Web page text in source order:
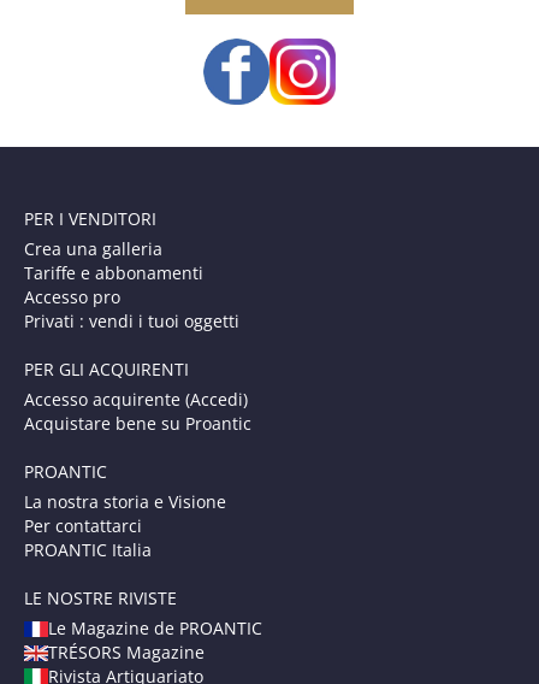
PER I VENDITORI
Crea una galleria
Tariffe e abbonamenti
Accesso pro
Privati : vendi i tuoi oggetti
PER GLI ACQUIRENTI
Accesso acquirente (Accedi)
Acquistare bene su Proantic
PROANTIC
La nostra storia e Visione
Per contattarci
PROANTIC Italia
LE NOSTRE RIVISTE
Le Magazine de PROANTIC
TRÉSORS Magazine
Rivista Artiquariato